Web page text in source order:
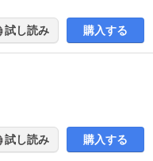
試し読み 購入する
試し読み 購入する